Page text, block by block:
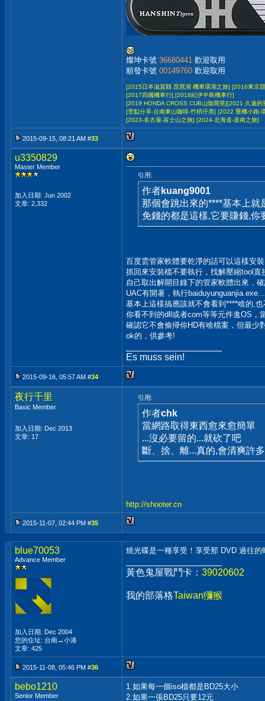
燦坤卡號 36680441 歡迎取用
順發卡號 00149760 歡迎取用
[2015日本滋賀縣 琵琶湖 機車環湖之旅] [2016東京
[2017四國機車行] [2018紀伊半島機車行]
[2019 HONDA CROSS CUB山陰閒晃][2021 久違的
[景點分享-台南東山咖啡-竹栱仔厝] [2022 重機小跑-
[2023-名古屋-富士山之旅] [2024-北海道-道南之旅]
2015-09-15, 08:21 AM #33
u3350829
Master Member
加入日期: Jun 2002
文章: 2,332
引用:
作者kuang9001
那個會跳出來的****基本上就
免錢的都是這樣,它要賺錢,你
百度雲管家軟體要乾淨的話可以這樣安
抓回來安裝檔不要執行，找解壓縮tool直
自己取出解開目錄下的管家軟體出來，
UAC有開著，執行
基本上這樣搞應該就不會看到****啥的,
你看不到的dll或者com等等元件進OS，
確認它不會偷掃你HD有啥檔案，但最少
ok的，供參考!
Es muss sein!
2015-09-16, 05:57 AM #34
夜行千里
Basic Member
加入日期: Dec 2013
文章: 17
引用:
作者chk
當網路取得東西愈來愈簡單
...沒必要留的...就砍了吧
斷、捨、離...真的,會清爽許多
http://shooter.cn
2015-11-07, 02:44 PM #35
blue70053
Advance Member
加入日期: Dec 2004
您的住址: 台南↔小港
文章: 425
燒光碟是一種享受！享受那 DVD 過往
黃色鬼屋戰鬥卡： 39020602
我的部落格Taiwan獼猴
2015-11-08, 05:46 PM #36
bebo1210
Senior Member
1.如果每一個iso檔都是BD25大小
2.如果一張BD25只要12元